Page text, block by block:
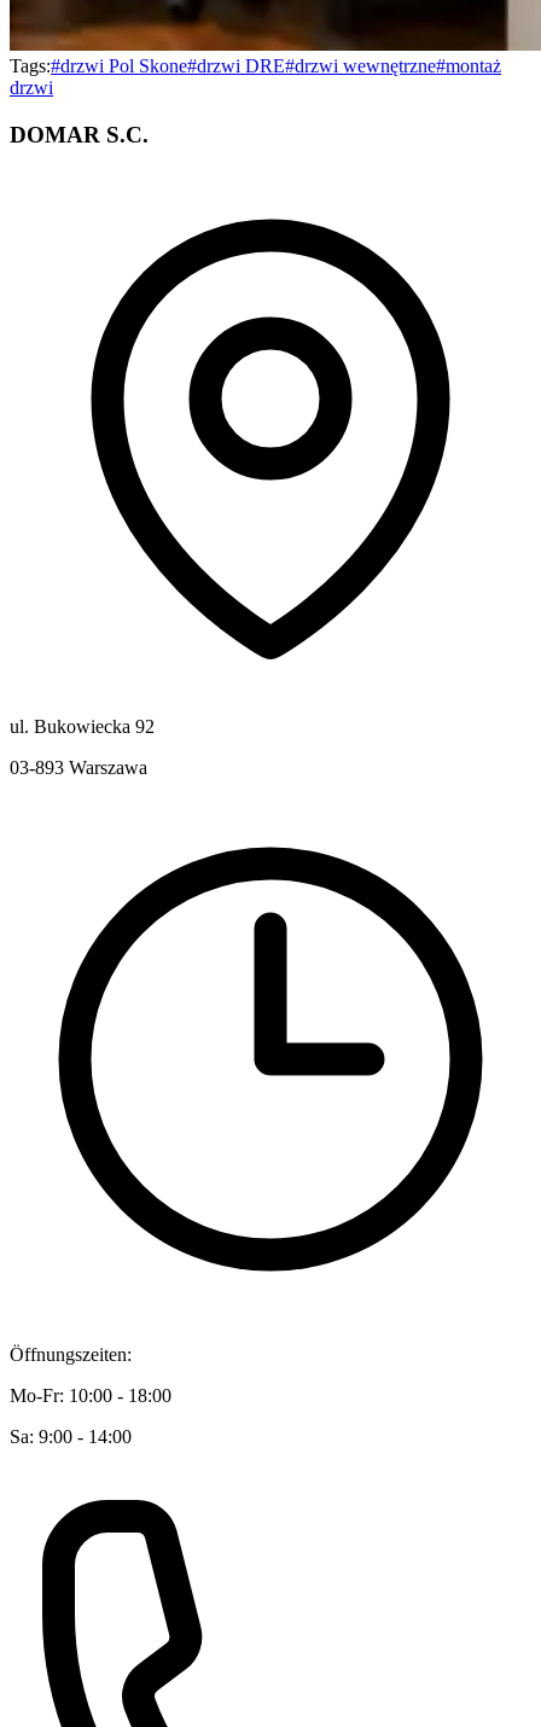
Tags:#drzwi Pol Skone#drzwi DRE#drzwi wewnętrzne#montaż
drzwi
DOMAR S.C.
ul. Bukowiecka 92
03-893 Warszawa
Öffnungszeiten:
Mo-Fr: 10:00 - 18:00
Sa: 9:00 - 14:00